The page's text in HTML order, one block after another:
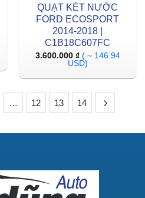
QUẠT KÉT NƯỚC
FORD ECOSPORT
2014-2018 |
C1B18C607FC
3.600.000 ₫ ( ~ 146.94
USD)
… 12 13 14